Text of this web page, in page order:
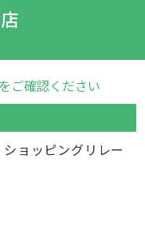
ご確認ください
ョッピングリレー